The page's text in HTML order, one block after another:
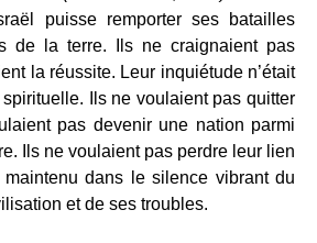
puisse remporter ses batailles
de la terre. Ils ne craignaient pas
la réussite. Leur inquiétude n’était
Ils ne voulaient pas quitter
pas devenir une nation parmi
Ils ne voulaient pas perdre leur lien
dans le silence vibrant du
et de ses troubles.